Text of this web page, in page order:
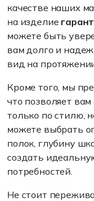
качестве наших
на изделие
можете быть
вам долго и
вид на
Кроме того, мы
что позволяет
только по стилю,
можете выбрать
полок, глубину
создать
потребностей.
Не стоит